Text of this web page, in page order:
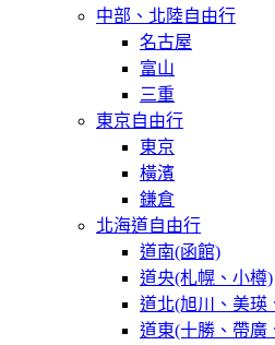
中部、北陸自由行
名古屋
富山
三重
東京自由行
東京
橫濱
鎌倉
北海道自由行
道南(函館)
道央(札幌、小樽)
道北(旭川、美瑛
道東(十勝、帶廣